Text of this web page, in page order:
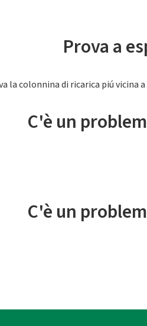
Prova a
la colonnina di ricarica piú vicina
C'è un
C'è un